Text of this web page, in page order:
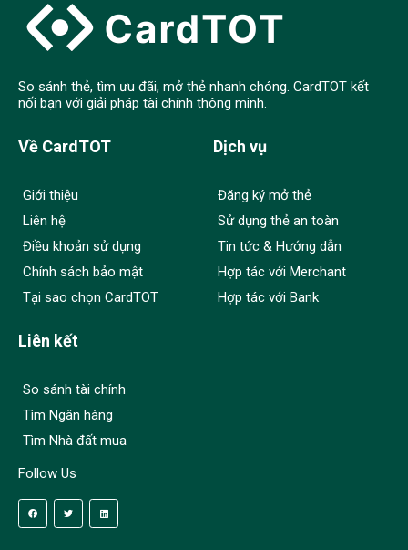
So sánh thẻ, tìm ưu đãi, mở thẻ nhanh chóng. CardTOT kết
nối bạn với giải pháp tài chính thông minh.
Về CardTOT
Giới thiệu
Liên hệ
Điều khoản sử dụng
Chính sách bảo mật
Tại sao chọn CardTOT
Dịch vụ
Đăng ký mở thẻ
Sử dụng thẻ an toàn
Tin tức & Hướng dẫn
Hợp tác với Merchant
Hợp tác với Bank
Liên kết
So sánh tài chính
Tìm Ngân hàng
Tìm Nhà đất mua
Follow Us